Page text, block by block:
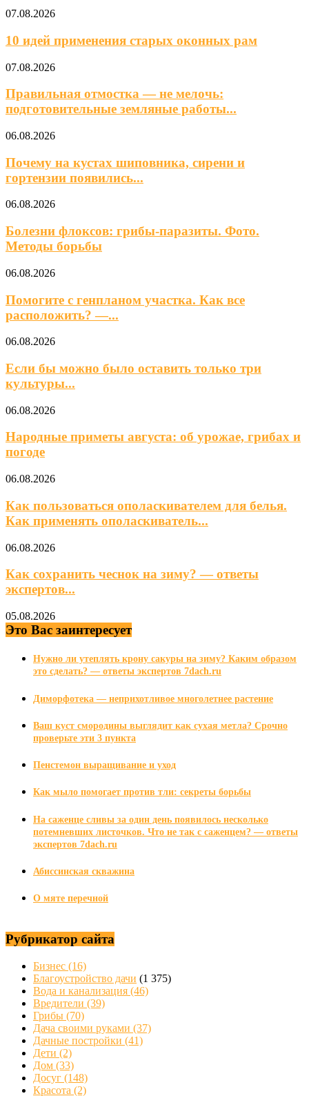
07.08.2026
10 идей применения старых оконных рам
07.08.2026
Правильная отмостка — не мелочь:
подготовительные земляные работы...
06.08.2026
Почему на кустах шиповника, сирени и
гортензии появились...
06.08.2026
Болезни флоксов: грибы-паразиты. Фото.
Методы борьбы
06.08.2026
Помогите с генпланом участка. Как все
расположить? —...
06.08.2026
Если бы можно было оставить только три
культуры...
06.08.2026
Народные приметы августа: об урожае, грибах и
погоде
06.08.2026
Как пользоваться ополаскивателем для белья.
Как применять ополаскиватель...
06.08.2026
Как сохранить чеснок на зиму? — ответы
экспертов...
05.08.2026
Это Вас заинтересует
Нужно ли утеплять крону сакуры на зиму? Каким образом
это сделать? — ответы экспертов 7dach.ru
Диморфотека — неприхотливое многолетнее растение
Ваш куст смородины выглядит как сухая метла? Срочно
проверьте эти 3 пункта
Пенстемон выращивание и уход
Как мыло помогает против тли: секреты борьбы
На саженце сливы за один день появилось несколько
потемневших листочков. Что не так с саженцем? — ответы
экспертов 7dach.ru
Абиссинская скважина
О мяте перечной
Рубрикатор сайта
Бизнес (16)
Благоустройство дачи (1 375)
Вода и канализация (46)
Вредители (39)
Грибы (70)
Дача своими руками (37)
Дачные постройки (41)
Дети (2)
Дом (33)
Досуг (148)
Красота (2)